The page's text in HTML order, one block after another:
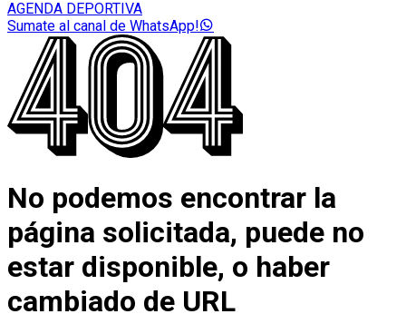
AGENDA DEPORTIVA
Sumate al canal de WhatsApp!
No podemos encontrar la
página solicitada, puede no
estar disponible, o haber
cambiado de URL